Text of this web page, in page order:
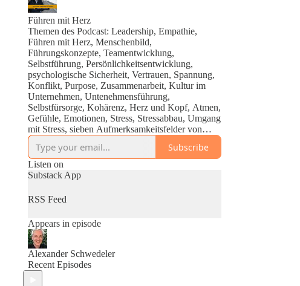
Führen mit Herz
Themen des Podcast: Leadership, Empathie,
Führen mit Herz, Menschenbild,
Führungskonzepte, Teamentwicklung,
Selbstführung, Persönlichkeitsentwicklung,
psychologische Sicherheit, Vertrauen, Spannung,
Konflikt, Purpose, Zusammenarbeit, Kultur im
Unternehmen, Untenehmensführung,
Selbstfürsorge, Kohärenz, Herz und Kopf, Atmen,
Gefühle, Emotionen, Stress, Stressabbau, Umgang
mit Stress, sieben Aufmerksamkeitsfelder von
Führung, sieben Führungsqualitäten,
Herausforderungen von Führungskräften, vertikale
und horizontale Führung, Ich-Entwicklung,
höheres Selbst, Zukunfts-Ich, New Work, Inner
Work, Transformation, Manifestieren, heartmath,
Herzintelligenz.
Subscribe
Listen on
Substack App
RSS Feed
Appears in episode
Alexander Schwedeler
Recent Episodes